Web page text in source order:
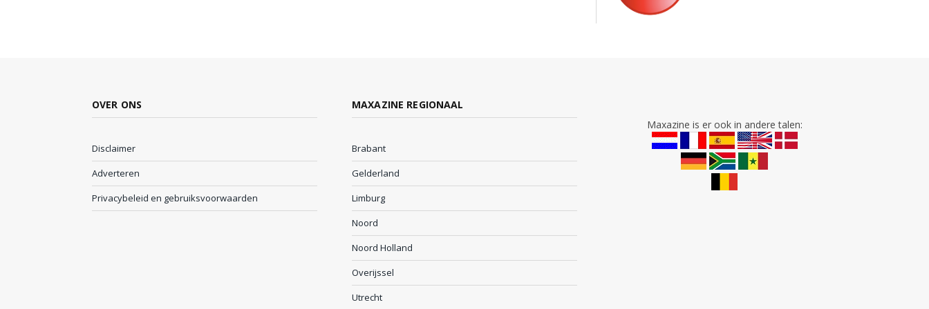
OVER ONS
Disclaimer
Adverteren
Privacybeleid en gebruiksvoorwaarden
MAXAZINE REGIONAAL
Brabant
Gelderland
Limburg
Noord
Noord Holland
Overijssel
Utrecht
Maxazine is er ook in andere talen: